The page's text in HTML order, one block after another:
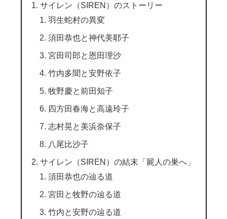
サイレン（SIREN）のストーリー
羽生蛇村の異変
須田恭也と神代美耶子
宮田司郎と恩田理沙
竹内多聞と安野依子
牧野慶と前田知子
四方田春海と高遠玲子
志村晃と美浜奈保子
八尾比沙子
サイレン（SIREN）の結末「屍人の巣へ」
須田恭也の辿る道
宮田と牧野の辿る道
竹内と安野の辿る道